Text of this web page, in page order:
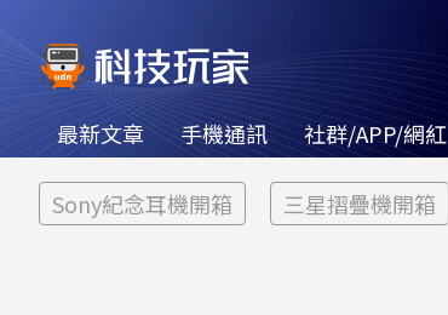
最新文章 手機通訊 社群/APP/網紅
Sony紀念耳機開箱 三星摺疊機開箱